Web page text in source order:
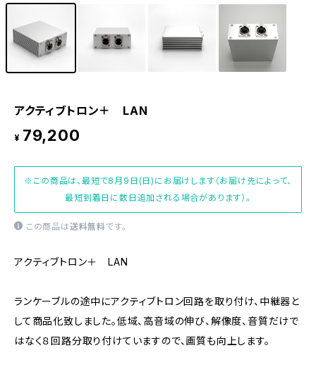
アクティブトロン＋ LAN
¥ 79,200
※この商品は、最短で8月9日(日)にお届けします（お届け先によって、
最短到着日に数日追加される場合があります）。
この商品は送料無料です。
アクティブトロン＋ LAN
ランケーブルの途中にアクティブトロン回路を取り付け、中継器と
して商品化致しました。低域、高音域の伸び、解像度、音質だけで
はなく８回路分取り付けていますので、画質も向上します。